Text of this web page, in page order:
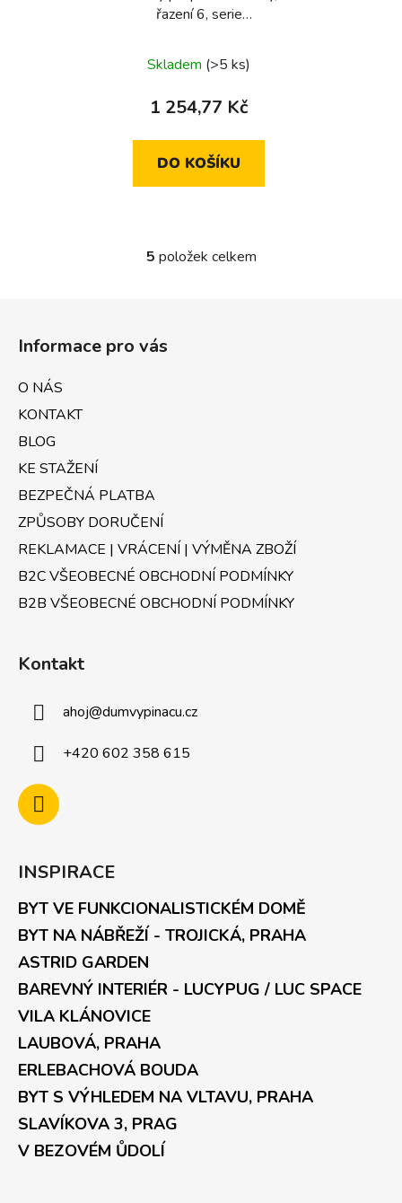
řazení 6, serie
Skladem (>5 ks)
1 254,77 Kč
DO KOŠÍKU
O
ý
p
i
s
5 položek celkem
Informace pro vás
O NÁS
KONTAKT
BLOG
KE STAŽENÍ
BEZPEČNÁ PLATBA
ZPŮSOBY DORUČENÍ
REKLAMACE | VRÁCENÍ | VÝMĚNA ZBOŽÍ
B2C VŠEOBECNÉ OBCHODNÍ PODMÍNKY
B2B VŠEOBECNÉ OBCHODNÍ PODMÍNKY
Kontakt
ahoj@dumvypinacu.cz
+420 602 358 615
INSPIRACE
BYT VE FUNKCIONALISTICKÉM DOMĚ
BYT NA NÁBŘEŽÍ - TROJICKÁ, PRAHA
ASTRID GARDEN
BAREVNÝ INTERIÉR - LUCYPUG / LUC SPACE
VILA KLÁNOVICE
LAUBOVÁ, PRAHA
ERLEBACHOVÁ BOUDA
BYT S VÝHLEDEM NA VLTAVU, PRAHA
SLAVÍKOVA 3, PRAG
V BEZOVÉM ŮDOLÍ